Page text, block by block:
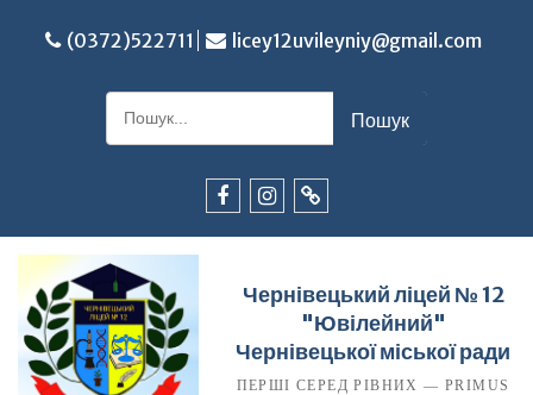
(0372)522711 licey12uvileyniy@gmail.com
Шукати:
Чернівецький ліцей № 12
"Ювілейний"
Чернівецької міської ради
ПЕРШІ СЕРЕД РІВНИХ — PRIMUS